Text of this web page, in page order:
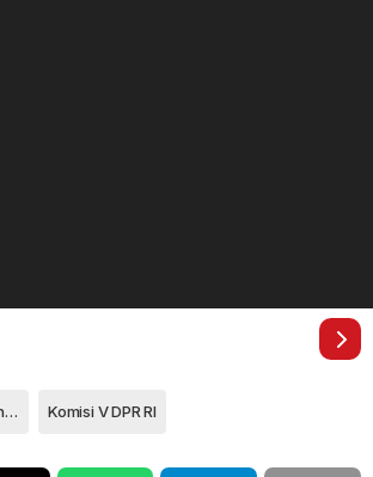
Jembatan Batam Bintan Komisi V DPR RI